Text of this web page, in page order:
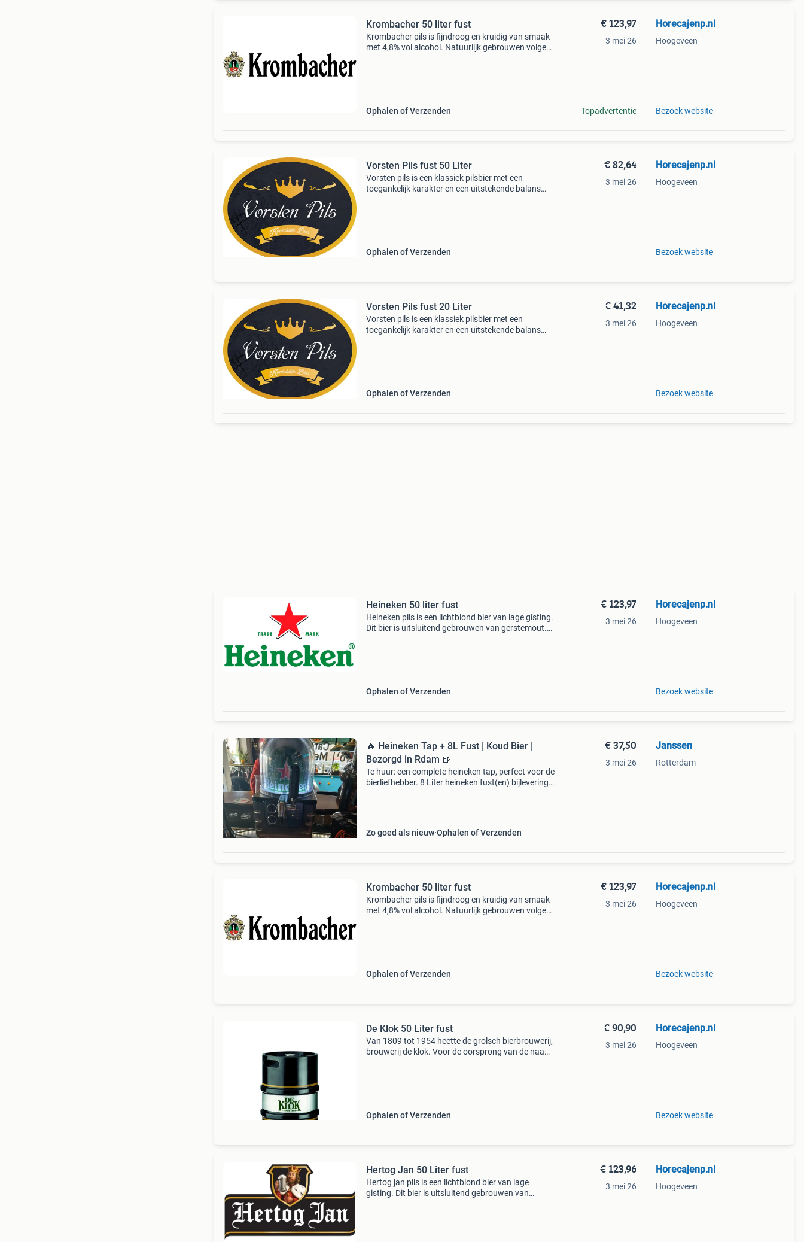
Krombacher 50 liter fust
Krombacher pils is fijndroog en kruidig van smaak
met 4,8% vol alcohol. Natuurlijk gebrouwen volgens
Ophalen of Verzenden
€ 123,97
3 mei 26
Topadvertentie
Horecajenp.nl
Hoogeveen
Bezoek website
Vorsten Pils fust 50 Liter
Vorsten pils is een klassiek pilsbier met een
toegankelijk karakter en een uitstekende balans
Ophalen of Verzenden
€ 82,64
3 mei 26
Horecajenp.nl
Hoogeveen
Bezoek website
Vorsten Pils fust 20 Liter
Vorsten pils is een klassiek pilsbier met een
toegankelijk karakter en een uitstekende balans
Ophalen of Verzenden
€ 41,32
3 mei 26
Horecajenp.nl
Hoogeveen
Bezoek website
Heineken 50 liter fust
Heineken pils is een lichtblond bier van lage gisting.
Dit bier is uitsluitend gebrouwen van gerstemout.
Ophalen of Verzenden
€ 123,97
3 mei 26
Horecajenp.nl
Hoogeveen
Bezoek website
🔥 Heineken Tap + 8L Fust | Koud Bier |
Bezorgd in Rdam 🍺
Te huur: een complete heineken tap, perfect voor de
bierliefhebber. 8 Liter heineken fust(en) bijlevering
Zo goed als nieuw Ophalen of Verzenden
€ 37,50
3 mei 26
Janssen
Rotterdam
Krombacher 50 liter fust
Krombacher pils is fijndroog en kruidig van smaak
met 4,8% vol alcohol. Natuurlijk gebrouwen volgens
Ophalen of Verzenden
€ 123,97
3 mei 26
Horecajenp.nl
Hoogeveen
Bezoek website
De Klok 50 Liter fust
Van 1809 tot 1954 heette de grolsch bierbrouwerij,
brouwerij de klok. Voor de oorsprong van de naam
Ophalen of Verzenden
€ 90,90
3 mei 26
Horecajenp.nl
Hoogeveen
Bezoek website
Hertog Jan 50 Liter fust
Hertog jan pils is een lichtblond bier van lage
gisting. Dit bier is uitsluitend gebrouwen van
€ 123,96
3 mei 26
Horecajenp.nl
Hoogeveen